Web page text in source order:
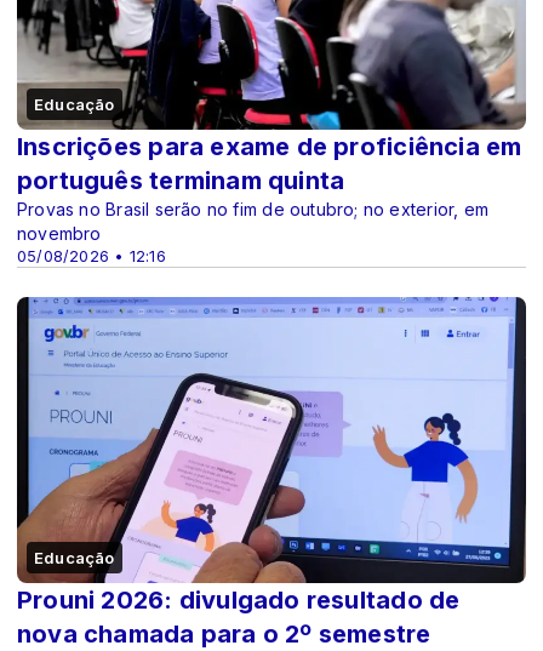
Educação
05/08/2026 • 12:16
Inscrições para exame de proficiência em
português terminam quinta
Provas no Brasil serão no fim de outubro; no exterior, em
novembro
Educação
Prouni 2026: divulgado resultado de
nova chamada para o 2º semestre